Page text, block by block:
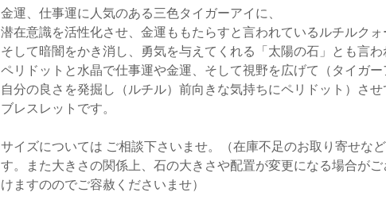
金運、仕事運に人気のある三色タイガーアイに、
潜在意識を活性化させ、金運ももたらすと言われているルチルクォ
そして暗闇をかき消し、勇気を与えてくれる「太陽の石」とも言わ
ペリドットと水晶で仕事運や金運、そして視野を広げて（タイガー
自分の良さを発掘し（ルチル）前向きな気持ちにペリドット）さ
ブレスレットです。
サイズについては ご相談下さいませ。（在庫不足のお取り寄せな
す。また大きさの関係上、石の大きさや配置が変更になる場合が
けますののでご容赦くださいませ）